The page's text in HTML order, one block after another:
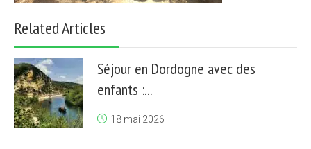
Related Articles
Séjour en Dordogne avec des
enfants :...
18 mai 2026